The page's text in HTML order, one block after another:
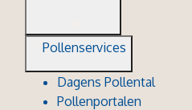
Pollenservices
Dagens Pollental
Pollenportalen